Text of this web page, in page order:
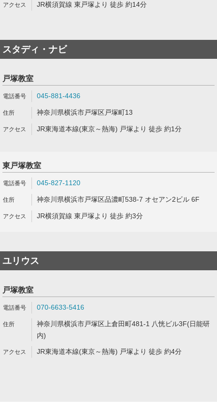
JR横須賀線 東戸塚より 徒歩 約14分
スタディ・ナビ
戸塚教室
045-881-4436
神奈川県横浜市戸塚区戸塚町13
JR東海道本線(東京～熱海) 戸塚より 徒歩 約1分
東戸塚教室
045-827-1120
神奈川県横浜市戸塚区品濃町538-7 オセアン2ビル 6F
JR横須賀線 東戸塚より 徒歩 約3分
ユリウス
戸塚教室
070-6633-5416
神奈川県横浜市戸塚区上倉田町481-1 八恍ビル3F(日能研
内)
JR東海道本線(東京～熱海) 戸塚より 徒歩 約4分